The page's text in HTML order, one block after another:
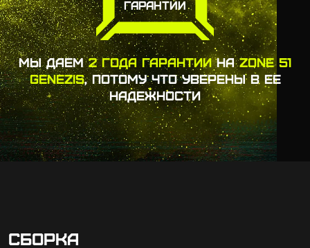
ГАРАНТИИ
МЫ ДАЕМ2 ГОДА ГАРАНТИИНАZONE 51
GENEZIS, ПОТОМУ ЧТО УВЕРЕНЫ В ЕЕ
НАДЕЖНОСТИ
СБОРКА